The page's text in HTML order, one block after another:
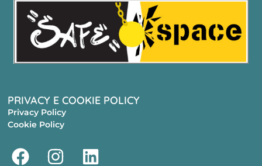
PRIVACY E COOKIE POLICY
Privacy Policy
Cookie Policy